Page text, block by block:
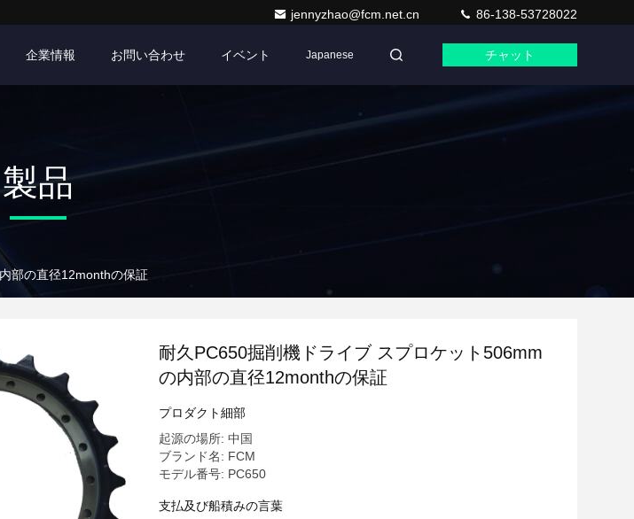
jennyzhao@fcm.net.cn 86-138-53728022
企業情報 お問い合わせ イベント Japanese チャット
製品
部の直径12monthの保証
耐久PC650掘削機ドライブ スプロケット506mm
の内部の直径12monthの保証
プロダクト細部
起源の場所: 中国
ブランド名: FCM
モデル番号: PC650
支払及び船積みの言葉